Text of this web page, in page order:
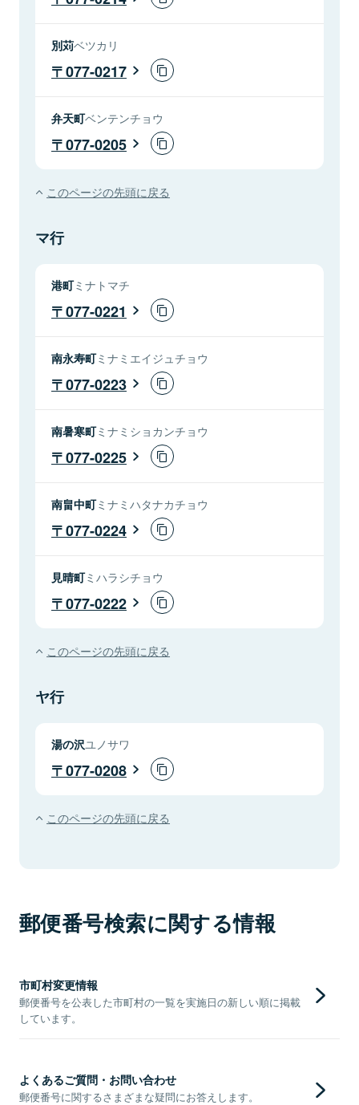
別苅ベツカリ
077-0217
弁天町ベンテンチョウ
077-0205
このページの先頭に戻る
マ行
港町ミナトマチ
077-0221
南永寿町ミナミエイジュチョウ
077-0223
南暑寒町ミナミショカンチョウ
077-0225
南畠中町ミナミハタナカチョウ
077-0224
見晴町ミハラシチョウ
077-0222
このページの先頭に戻る
ヤ行
湯の沢ユノサワ
077-0208
このページの先頭に戻る
郵便番号検索に関する情報
市町村変更情報
郵便番号を公表した市町村の一覧を実施日の新しい順に掲載
しています。
よくあるご質問・お問い合わせ
郵便番号に関するさまざまな疑問にお答えします。